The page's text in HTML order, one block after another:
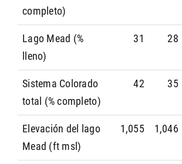
completo)
Lago Mead (%
lleno)
31 28
Sistema Colorado
total (% completo)
42 35
Elevación del lago
Mead (ft msl)
1,055 1,046